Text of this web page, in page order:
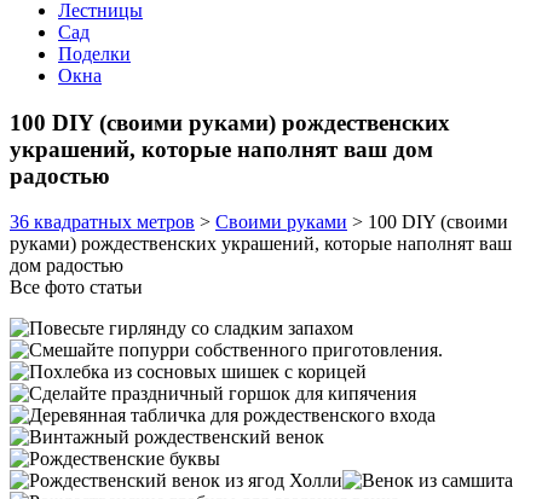
Лестницы
Сад
Поделки
Окна
100 DIY (своими руками) рождественских
украшений, которые наполнят ваш дом
радостью
36 квадратных метров > Своими руками > 100 DIY (своими
руками) рождественских украшений, которые наполнят ваш
дом радостью
Все фото статьи